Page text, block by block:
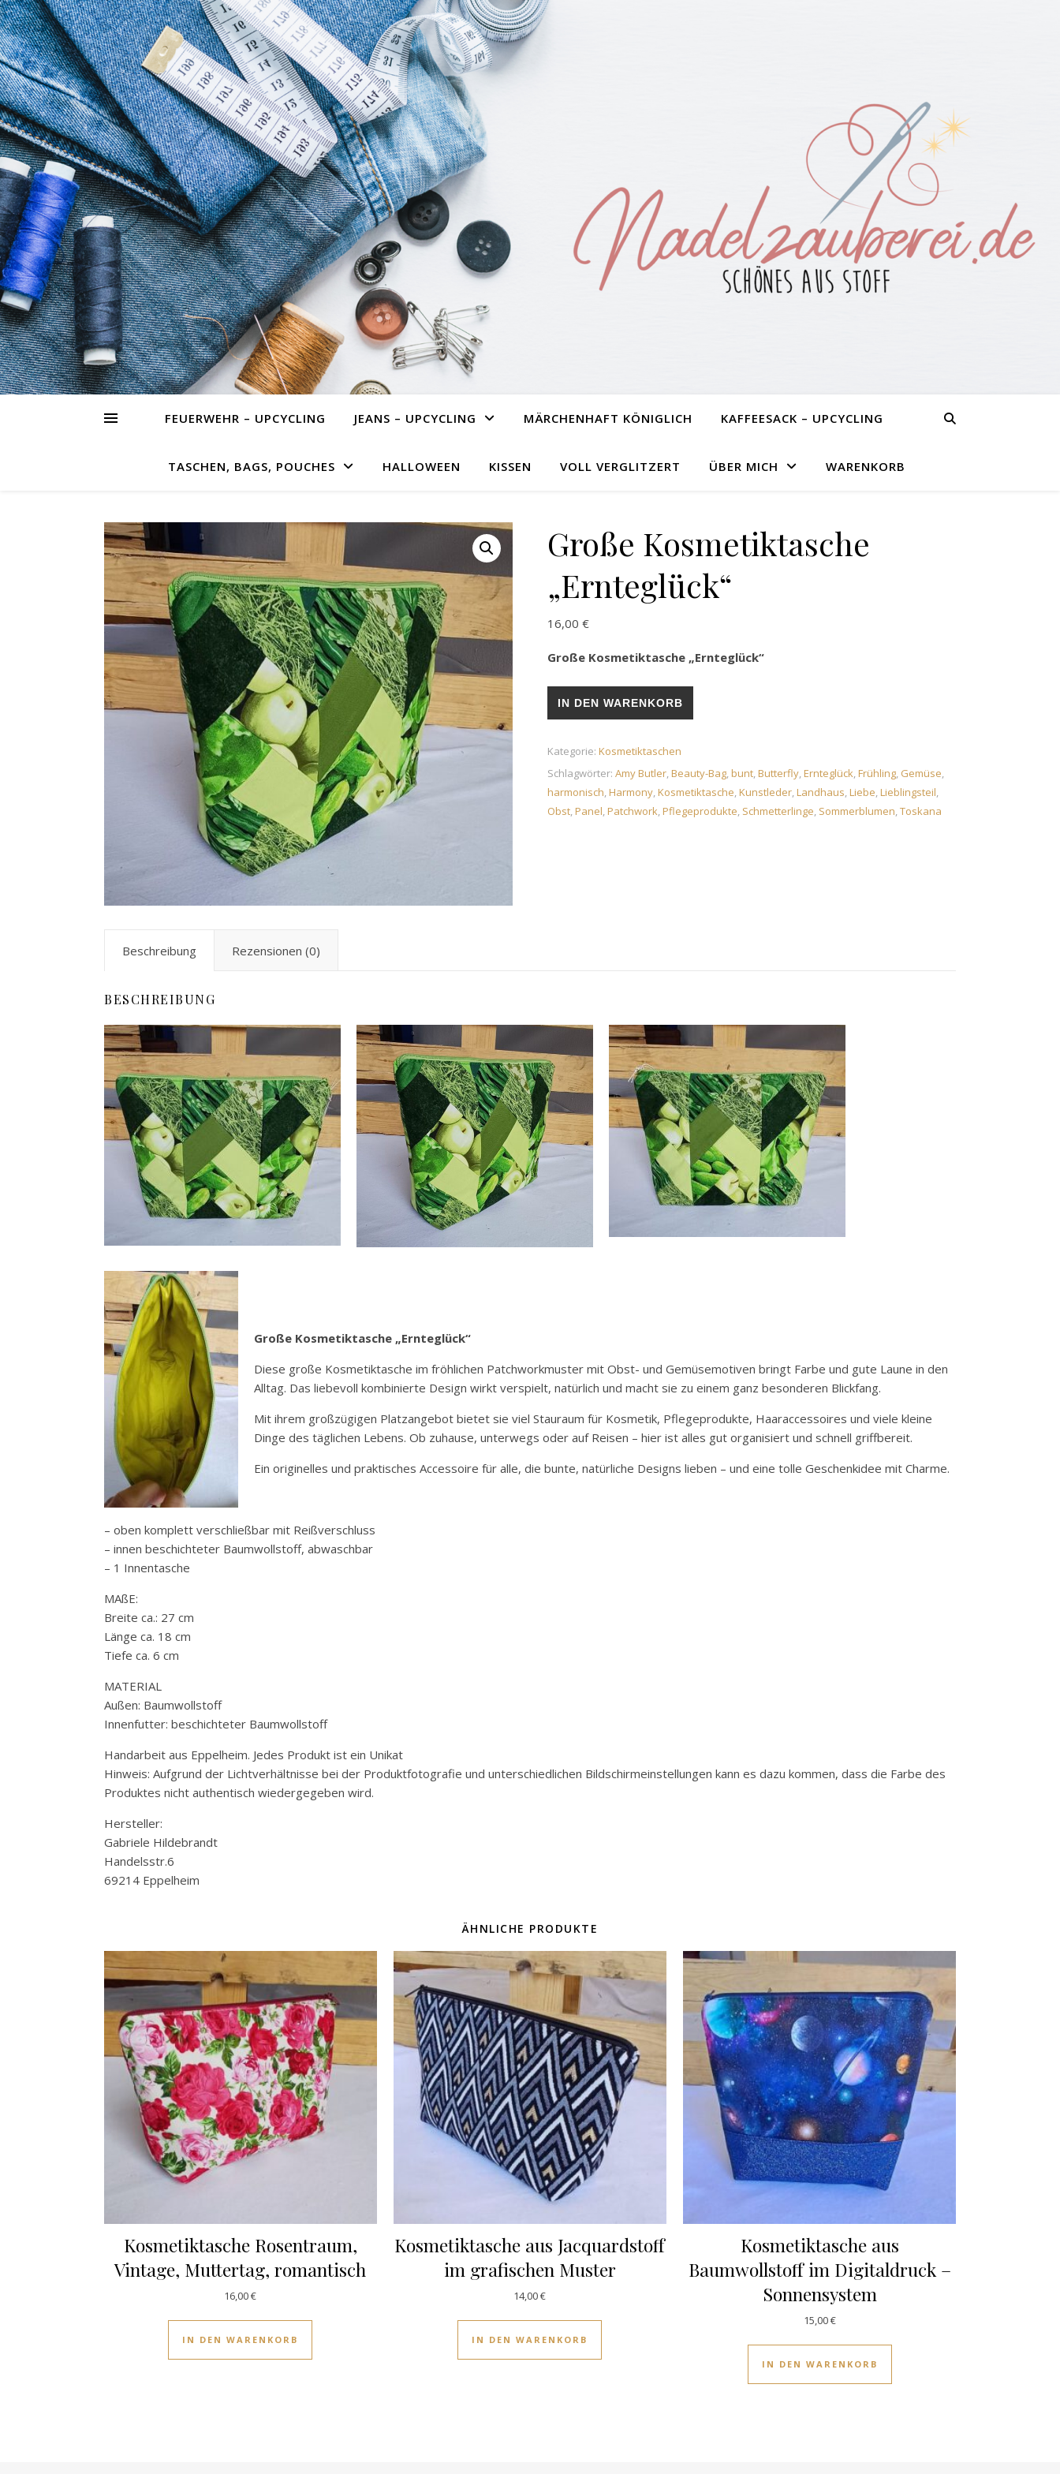
FEUERWEHR – UPCYCLING JEANS – UPCYCLING MÄRCHENHAFT KÖNIGLICH KAFFEESACK – UPCYCLING
TASCHEN, BAGS, POUCHES HALLOWEEN KISSEN VOLL VERGLITZERT ÜBER MICH WARENKORB
Große Kosmetiktasche
„Ernteglück“
16,00 €
Große Kosmetiktasche „Ernteglück“
Große Kosmetiktasche „Ernteglück“ Menge
IN DEN WARENKORB
Kategorie: Kosmetiktaschen
Schlagwörter: Amy Butler,Beauty-Bag,bunt,Butterfly,Ernteglück,Frühling, Gemüse,
harmonisch,Harmony,Kosmetiktasche,Kunstleder,Landhaus,Liebe,Lieblingsteil,
Obst,Panel,Patchwork,Pflegeprodukte, Schmetterlinge, Sommerblumen,Toskana
Beschreibung Rezensionen (0)
BESCHREIBUNG
Große Kosmetiktasche „Ernteglück“
Diese große Kosmetiktasche im fröhlichen Patchworkmuster mit Obst- und Gemüsemotiven bringt Farbe und gute Laune in den
Alltag. Das liebevoll kombinierte Design wirkt verspielt, natürlich und macht sie zu einem ganz besonderen Blickfang.
Mit ihrem großzügigen Platzangebot bietet sie viel Stauraum für Kosmetik, Pflegeprodukte, Haaraccessoires und viele kleine
Dinge des täglichen Lebens. Ob zuhause, unterwegs oder auf Reisen – hier ist alles gut organisiert und schnell griffbereit.
Ein originelles und praktisches Accessoire für alle, die bunte, natürliche Designs lieben – und eine tolle Geschenkidee mit Charme.
– oben komplett verschließbar mit Reißverschluss
– innen beschichteter Baumwollstoff, abwaschbar
– 1 Innentasche
MAßE:
Breite ca.: 27 cm
Länge ca. 18 cm
Tiefe ca. 6 cm
MATERIAL
Außen: Baumwollstoff
Innenfutter: beschichteter Baumwollstoff
Handarbeit aus Eppelheim. Jedes Produkt ist ein Unikat
Hinweis: Aufgrund der Lichtverhältnisse bei der Produktfotografie und unterschiedlichen Bildschirmeinstellungen kann es dazu kommen, dass die Farbe des
Produktes nicht authentisch wiedergegeben wird.
Hersteller:
Gabriele Hildebrandt
Handelsstr.6
69214 Eppelheim
ÄHNLICHE PRODUKTE
Kosmetiktasche Rosentraum,
Vintage, Muttertag, romantisch
16,00€
IN DEN WARENKORB
Kosmetiktasche aus Jacquardstoff
im grafischen Muster
14,00€
IN DEN WARENKORB
Kosmetiktasche aus
Baumwollstoff im Digitaldruck –
Sonnensystem
15,00€
IN DEN WARENKORB